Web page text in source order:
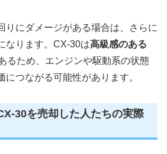
りにダメージがある場合は、さらに
なります。CX-30は高級感のある
るため、エンジンや駆動系の状態
につながる可能性があります。
30を売却した人たちの実際